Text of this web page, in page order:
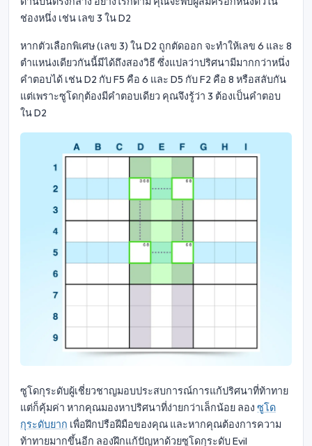
ช่องหนึ่ง เช่น เลข 3 ใน D2
หากตัวเลือกพิเศษ (เลข 3) ใน D2 ถูกตัดออก จะทำให้เลข 6 และ 8
ตำแหน่งเดียวกันนี้มีได้ถึงสองวิธี ซึ่งแปลว่าปริศนามีมากกว่าหนึ่ง
คำตอบได้ เช่น D2 กับ F5 คือ 6 และ D5 กับ F2 คือ 8 หรือสลับกัน
แต่เพราะซูโดกุต้องมีคำตอบเดียว คุณจึงรู้ว่า 3 ต้องเป็นคำตอบ
ใน D2
ซูโดกุระดับผู้เชี่ยวชาญมอบประสบการณ์การแก้ปริศนาที่ท้าทาย
แต่ก็คุ้มค่า หากคุณมองหาปริศนาที่ง่ายกว่าเล็กน้อย ลอง ซูโด
กุระดับยาก เพื่อฝึกปรือฝีมือของคุณ และหากคุณต้องการความ
ท้าทายมากขึ้นอีก ลองฝึกแก้ปัญหาด้วยซูโดกุระดับ Evil